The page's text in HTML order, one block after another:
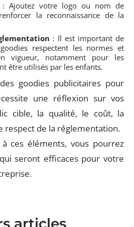
: Ajoutez votre logo ou nom de
la reconnaissance de la
: Il est important de
respectent les normes et
vigueur, notamment pour les
être utilisés par les enfants.
goodies publicitaires pour
une réflexion sur vos
cible, la qualité, le coût, la
respect de la réglementation.
ces éléments, vous pourrez
seront efficaces pour votre
articles